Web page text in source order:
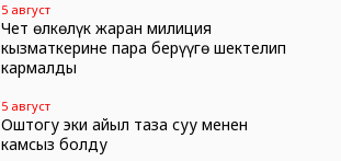
5 август
Чет өлкөлүк жаран милиция
кызматкерине пара берүүгө шектелип
кармалды
5 август
Оштогу эки айыл таза суу менен
камсыз болду